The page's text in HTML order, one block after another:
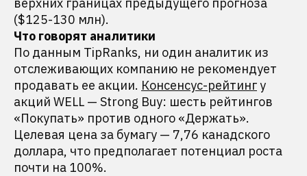
($125-130 млн).
Что говорят аналитики
По данным TipRanks, ни один аналитик из
отслеживающих компанию не рекомендует
продавать ее акции. Консенсус-рейтингу
акций WELL — Strong Buy: шесть рейтингов
«Покупать» против одного «Держать».
Целевая цена за бумагу — 7,76 канадского
доллара, что предполагает потенциал роста
почти на 100%.